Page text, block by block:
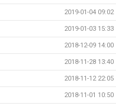
2019-01-04 09:02
2019-01-03 15:33
2018-12-09 14:00
2018-11-28 13:40
2018-11-12 22:05
2018-11-01 10:50